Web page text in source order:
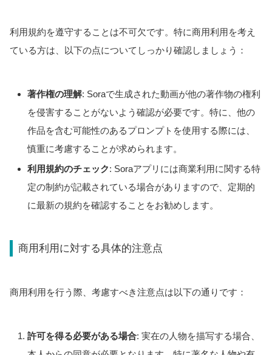
利用規約を遵守することは不可欠です。特に商用利用を考え
ている方は、以下の点についてしっかり確認しましょう：
著作権の理解: Soraで生成された動画が他の著作物の権利
を侵害することがないよう確認が必要です。特に、他の
作品を含む可能性のあるプロンプトを使用する際には、
慎重に考慮することが求められます。
利用規約のチェック: Soraアプリには商業利用に関する特
定の制約が記載されている場合がありますので、定期的
に最新の規約を確認することをお勧めします。
商用利用に対する具体的注意点
商用利用を行う際、考慮すべき注意点は以下の通りです：
許可を得る必要がある場合: 実在の人物を描写する場合、